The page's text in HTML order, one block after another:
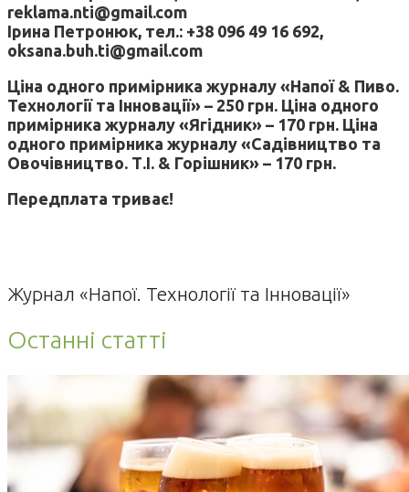
reklama.nti@gmail.com
Ірина Петронюк, тел.: +38 096 49 16 692,
oksana.buh.ti@gmail.com
Ціна одного примірника журналу «Напої & Пиво.
Технології та Інновації» – 250 грн. Ціна одного
примірника журналу «Ягідник» – 170 грн. Ціна
одного примірника журналу «Садівництво та
Овочівництво. Т.І. & Горішник» – 170 грн.
Передплата триває!
Журнал «Напої. Технології та Інновації»
Останні статті